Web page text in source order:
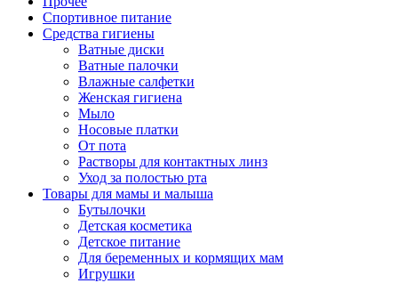
Спортивное питание
Средства гигиены
Ватные диски
Ватные палочки
Влажные салфетки
Женская гигиена
Мыло
Носовые платки
От пота
Растворы для контактных линз
Уход за полостью рта
Товары для мамы и малыша
Бутылочки
Детская косметика
Детское питание
Для беременных и кормящих мам
Игрушки